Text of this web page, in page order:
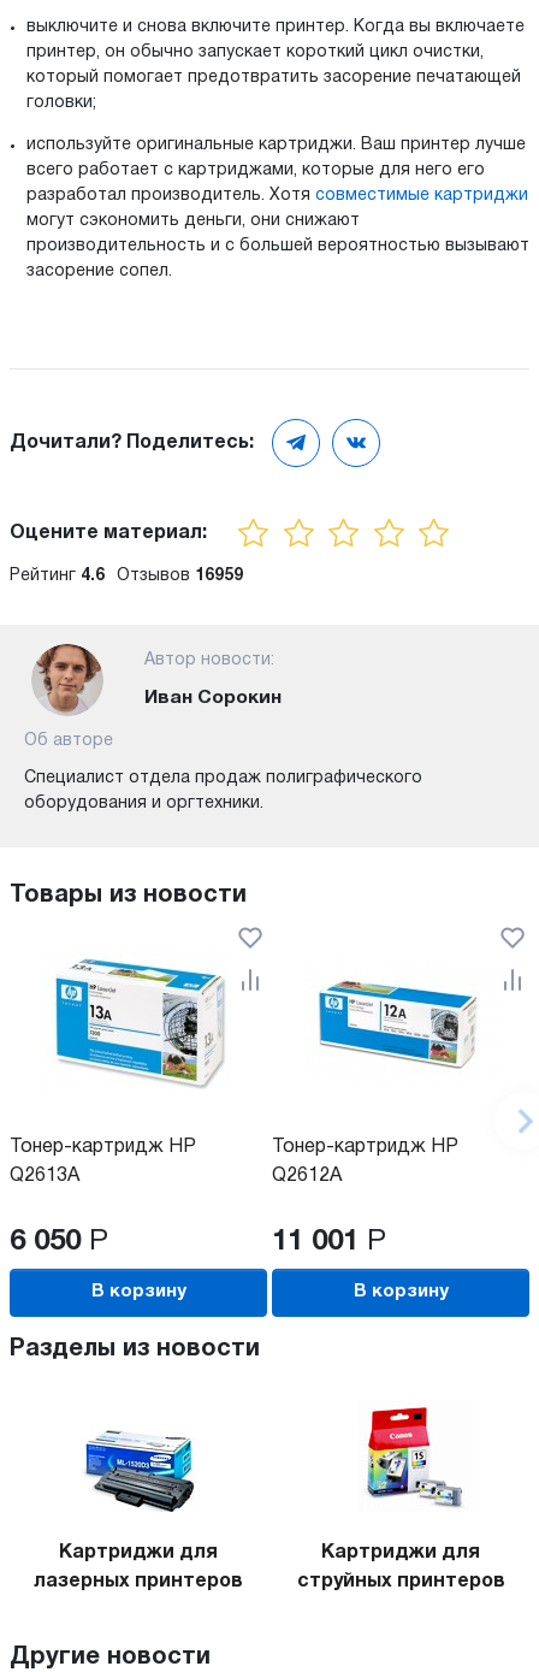
выключите и снова включите принтер. Когда вы включаете
принтер, он обычно запускает короткий цикл очистки,
который помогает предотвратить засорение печатающей
головки;
используйте оригинальные картриджи. Ваш принтер лучше
всего работает с картриджами, которые для него его
разработал производитель. Хотя совместимые картриджи
могут сэкономить деньги, они снижают
производительность и с большей вероятностью вызывают
засорение сопел.
Дочитали? Поделитесь:
Оцените материал:
Рейтинг 4.6 Отзывов 16959
Автор новости:
Иван Сорокин
Об авторе
Специалист отдела продаж полиграфического
оборудования и оргтехники.
Товары из новости
Тонер-картридж HP
Q2613A
6 050 Р
В корзину
Тонер-картридж HP
Q2612A
11 001 Р
В корзину
Разделы из новости
Картриджи для
лазерных принтеров
Картриджи для
струйных принтеров
Другие новости